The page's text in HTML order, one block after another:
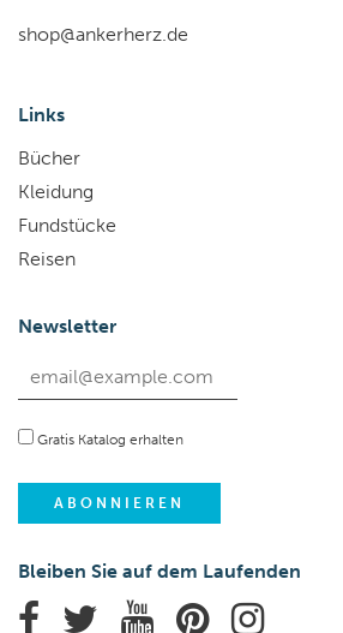
shop@ankerherz.de
Links
Bücher
Kleidung
Fundstücke
Reisen
Newsletter
Gratis Katalog erhalten
Bleiben Sie auf dem Laufenden